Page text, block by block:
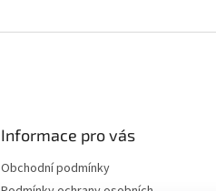
Informace pro vás
Obchodní podmínky